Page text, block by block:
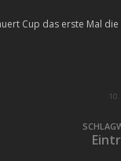
Cup das erste Mal